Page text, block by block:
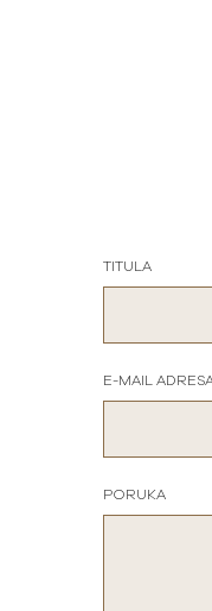
TITULA
E-MAIL
PORUKA